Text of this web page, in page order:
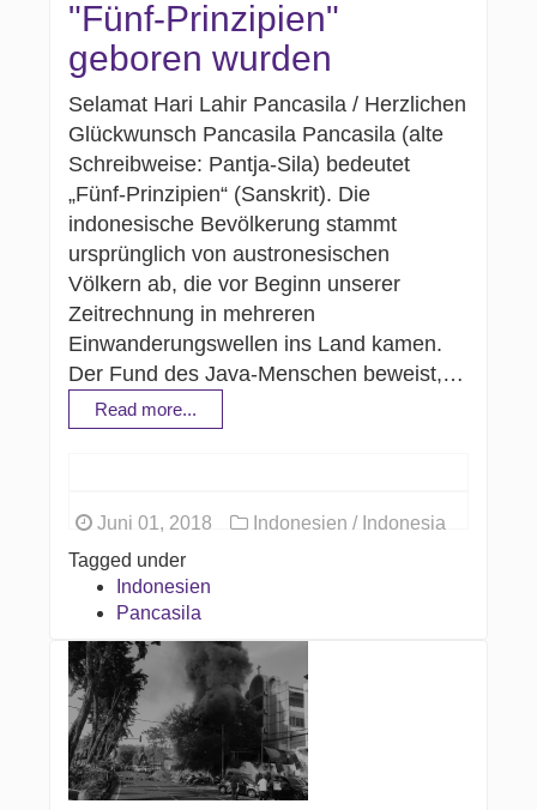
"Fünf-Prinzipien"
geboren wurden
Selamat Hari Lahir Pancasila / Herzlichen
Glückwunsch Pancasila Pancasila (alte
Schreibweise: Pantja-Sila) bedeutet
„Fünf-Prinzipien“ (Sanskrit). Die
indonesische Bevölkerung stammt
ursprünglich von austronesischen
Völkern ab, die vor Beginn unserer
Zeitrechnung in mehreren
Einwanderungswellen ins Land kamen.
Der Fund des Java-Menschen beweist,…
Read more...
Juni 01, 2018
Indonesien / Indonesia
Tagged under
Indonesien
Pancasila